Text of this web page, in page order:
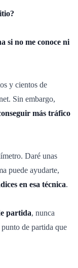
si no me conoce ni
y cientos de
Sin embargo,
más tráfico
Daré unas
puede ayudarte,
en esa técnica.
partida, nunca
de partida que